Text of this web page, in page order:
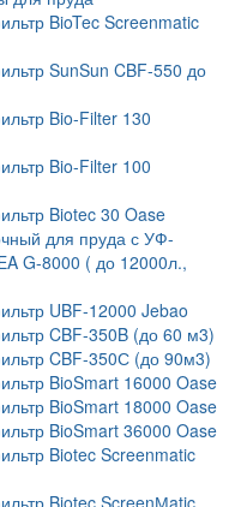
BioTec Screenmatic
SunSun CBF-550 до
Bio-Filter 130
Bio-Filter 100
Biotec 30 Oase
для пруда с УФ-
G-8000 ( до 12000л.,
UBF-12000 Jebao
CBF-350B (до 60 м3)
CBF-350С (до 90м3)
BioSmart 16000 Oase
BioSmart 18000 Oase
BioSmart 36000 Oase
Biotec Screenmatic
Biotec ScreenМatic